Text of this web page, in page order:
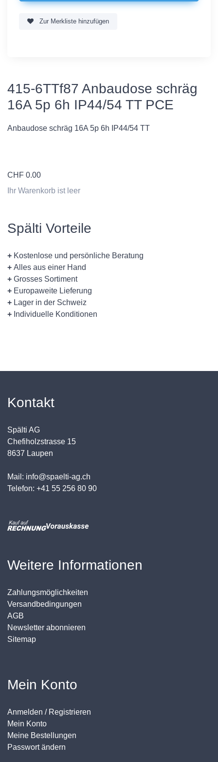
Zur Merkliste hinzufügen
415-6TTf87 Anbaudose schräg
16A 5p 6h IP44/54 TT PCE
Anbaudose schräg 16A 5p 6h IP44/54 TT
CHF 0.00
Ihr Warenkorb ist leer
Spälti Vorteile
+ Kostenlose und persönliche Beratung
+ Alles aus einer Hand
+ Grosses Sortiment
+ Europaweite Lieferung
+ Lager in der Schweiz
+ Individuelle Konditionen
Kontakt
Spälti AG
Chefiholzstrasse 15
8637 Laupen
Mail: info@spaelti-ag.ch
Telefon: +41 55 256 80 90
Weitere Informationen
Zahlungsmöglichkeiten
Versandbedingungen
AGB
Newsletter abonnieren
Sitemap
Mein Konto
Anmelden / Registrieren
Mein Konto
Meine Bestellungen
Passwort ändern